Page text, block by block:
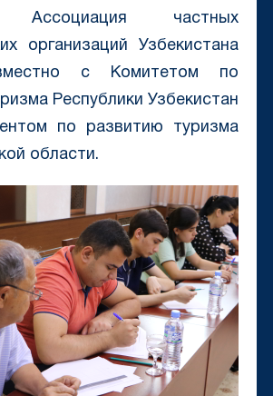
Ассоциация частных
организаций Узбекистана
с Комитетом по
Республики Узбекистан
по развитию туризма
области.